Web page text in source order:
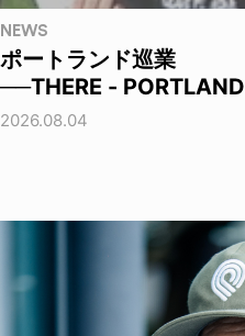
NEWS
ポートランド巡業
──THERE - PORTLAND
2026.08.04